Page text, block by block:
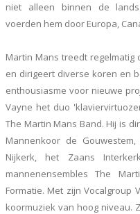
niet alleen binnen de
voerden hem door Europa,
Martin Mans treedt
en dirigeert diverse koren en
enthousiasme voor nieuwe
Vayne het duo
The Martin Mans Band. Hij is
Mannenkoor de
Nijkerk, het Zaans
mannenensembles The
Formatie. Met zijn Vocalgroup
koormuziek van hoog niveau.